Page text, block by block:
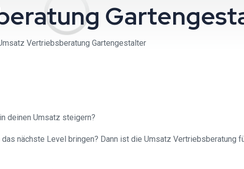
Vertriebsberatung Gartengestalter
deinen Umsatz steigern?
nächste Level bringen? Dann ist die Umsatz Vertriebsberatung